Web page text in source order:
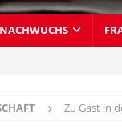
NACHWUCHS
Zu Gast in